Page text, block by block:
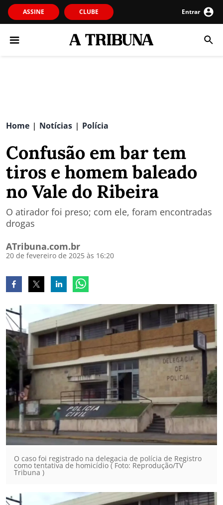
ASSINE CLUBE Entrar
Home | Notícias | Polícia
Confusão em bar tem
tiros e homem baleado
no Vale do Ribeira
O atirador foi preso; com ele, foram encontradas
drogas
ATribuna.com.br
20 de fevereiro de 2025 às 16:20
O caso foi registrado na delegacia de polícia de Registro
como tentativa de homicídio ( Foto: Reprodução/TV
Tribuna )